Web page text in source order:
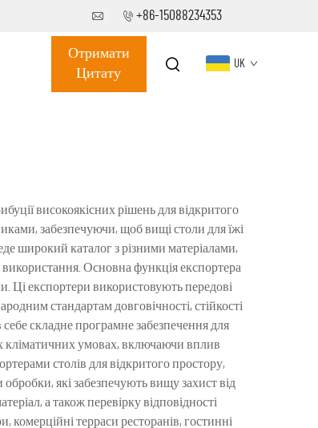
+86-15088234353
Отримати
Цитату
UK
високоякісних рішень для відкритого
забезпечуючи, щоб вищі столи для їжі
широкий каталог з різними матеріалами,
Основна функція експортера
Ці експортери використовують передові
стандартам довговічності, стійкості
складне програмне забезпечення для
кліматичних умовах, включаючи вплив
столів для відкритого простору,
які забезпечують вищу захист від
а також перевірку відповідності
терраси ресторанів, гостинні